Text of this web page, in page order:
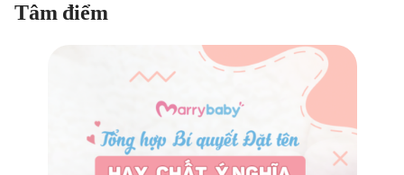
Tâm điểm